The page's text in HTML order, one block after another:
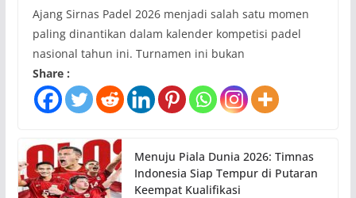
Ajang Sirnas Padel 2026 menjadi salah satu momen
paling dinantikan dalam kalender kompetisi padel
nasional tahun ini. Turnamen ini bukan
Share :
Menuju Piala Dunia 2026: Timnas
Indonesia Siap Tempur di Putaran
Keempat Kualifikasi